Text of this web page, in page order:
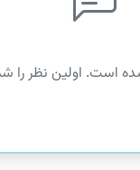
است. اولین نظر را